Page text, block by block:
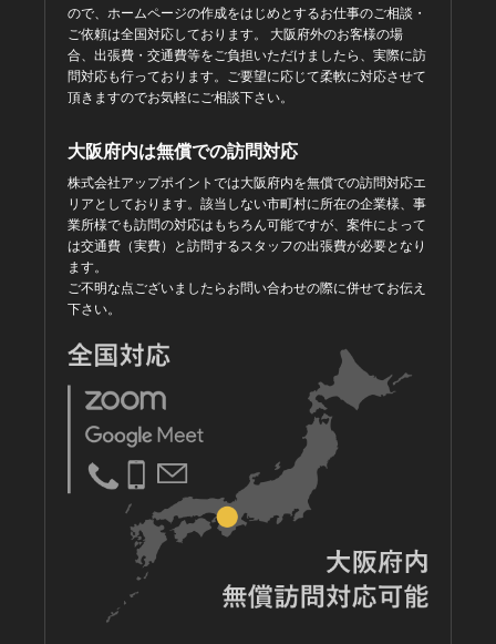
ので、ホームページの作成をはじめとするお仕事のご相談・
ご依頼は全国対応しております。 大阪府外のお客様の場
合、出張費・交通費等をご負担いただけましたら、実際に訪
問対応も行っております。ご要望に応じて柔軟に対応させて
頂きますのでお気軽にご相談下さい。
大阪府内は無償での訪問対応
株式会社アップポイントでは大阪府内を無償での訪問対応エ
リアとしております。該当しない市町村に所在の企業様、事
業所様でも訪問の対応はもちろん可能ですが、案件によって
は交通費（実費）と訪問するスタッフの出張費が必要となり
ます。
ご不明な点ございましたらお問い合わせの際に併せてお伝え
下さい。